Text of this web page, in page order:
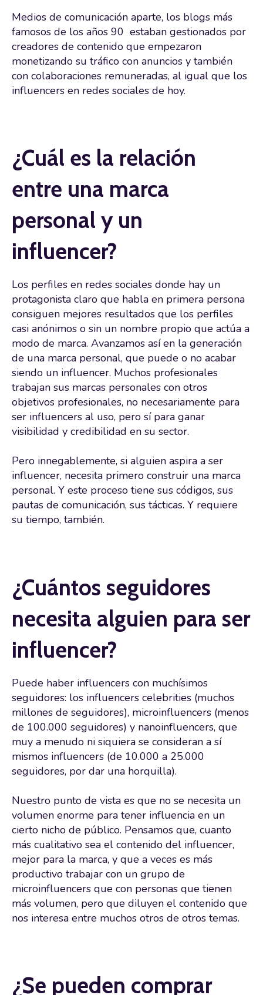
Medios de comunicación aparte, los blogs más
famosos de los años 90 estaban gestionados por
creadores de contenido que empezaron
monetizando su tráfico con anuncios y también
con colaboraciones remuneradas, al igual que los
influencers en redes sociales de hoy.
¿Cuál es la relación
entre una marca
personal y un
influencer?
Los perfiles en redes sociales donde hay un
protagonista claro que habla en primera persona
consiguen mejores resultados que los perfiles
casi anónimos o sin un nombre propio que actúa a
modo de marca. Avanzamos así en la generación
de una marca personal, que puede o no acabar
siendo un influencer. Muchos profesionales
trabajan sus marcas personales con otros
objetivos profesionales, no necesariamente para
ser influencers al uso, pero sí para ganar
visibilidad y credibilidad en su sector.
Pero innegablemente, si alguien aspira a ser
influencer, necesita primero construir una marca
personal. Y este proceso tiene sus códigos, sus
pautas de comunicación, sus tácticas. Y requiere
su tiempo, también.
¿Cuántos seguidores
necesita alguien para ser
influencer?
Puede haber influencers con muchísimos
seguidores: los influencers celebrities (muchos
millones de seguidores), microinfluencers (menos
de 100.000 seguidores) y nanoinfluencers, que
muy a menudo ni siquiera se consideran a sí
mismos influencers (de 10.000 a 25.000
seguidores, por dar una horquilla).
Nuestro punto de vista es que no se necesita un
volumen enorme para tener influencia en un
cierto nicho de público. Pensamos que, cuanto
más cualitativo sea el contenido del influencer,
mejor para la marca, y que a veces es más
productivo trabajar con un grupo de
microinfluencers que con personas que tienen
más volumen, pero que diluyen el contenido que
nos interesa entre muchos otros de otros temas.
¿Se pueden comprar